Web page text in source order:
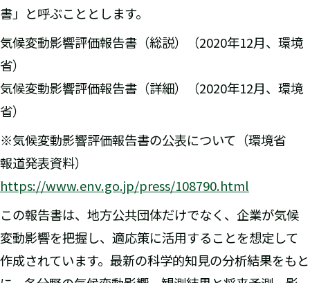
書」と呼ぶこととします。
気候変動影響評価報告書（総説）（2020年12月、環境
省）
気候変動影響評価報告書（詳細）（2020年12月、環境
省）
※気候変動影響評価報告書の公表について（環境省
報道発表資料）
https://www.env.go.jp/press/108790.html
この報告書は、地方公共団体だけでなく、企業が気候
変動影響を把握し、適応策に活用することを想定して
作成されています。最新の科学的知見の分析結果をもと